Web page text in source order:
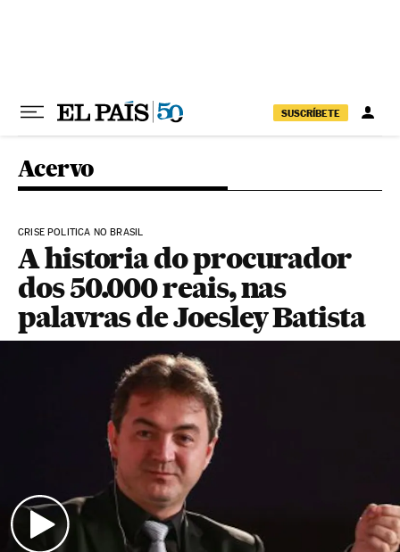
SUSCRÍBETE
Acervo
CRISE POLITICA NO BRASIL
A historia do procurador
dos 50.000 reais, nas
palavras de Joesley Batista